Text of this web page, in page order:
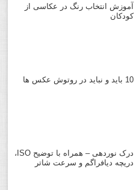
آموزش انتخاب رنگ در عکاسی از
کودکان
10 باید و نباید در روتوش عکس ها
درک نوردهی – همراه با توضیح ISO،
دریچه دیافراگم و سرعت شاتر